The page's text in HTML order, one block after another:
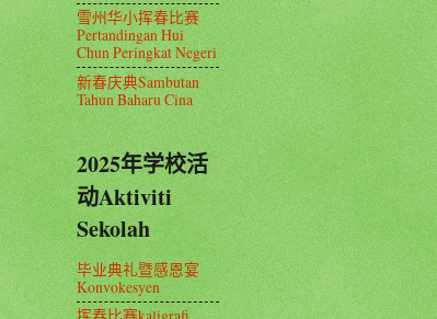
雪州华小挥春比赛
Pertandingan Hui
Chun Peringkat Negeri
新春庆典Sambutan
Tahun Baharu Cina
2025年学校活
动Aktiviti
Sekolah
毕业典礼暨感恩宴
Konvokesyen